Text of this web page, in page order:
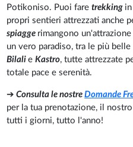
Potikoniso. Puoi faretrekking
propri sentieri attrezzati anche
spiagge rimangono
un vero paradiso, tra le più
BilalieKastro, tutte attrezzate
totale pace e serenità.
➔ Consulta le nostreDomande
per la tua prenotazione, il
tutti i giorni, tutto l'anno!